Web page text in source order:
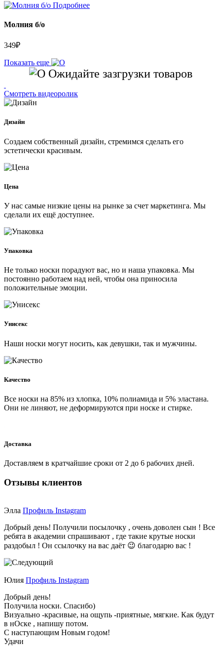
Подробнее
Молния б/о
349₽
Показать еще
Ожидайте зазгрузки товаров
Смотреть видеоролик
Дизайн
Создаем собственный дизайн, стремимся сделать его
эстетически красивым.
Цена
У нас самые низкие цены на рынке за счет маркетинга. Мы
сделали их ещё доступнее.
Упаковка
Не только носки порадуют вас, но и наша упаковка. Мы
постоянно работаем над ней, чтобы она приносила
положительные эмоции.
Унисекс
Наши носки могут носить, как девушки, так и мужчины.
Качество
Все носки на 85% из хлопка, 10% полиамида и 5% эластана.
Они не линяют, не деформируются при носке и стирке.
Доставка
Доставляем в кратчайшие сроки от 2 до 6 рабочих дней.
Отзывы клиентов
Элла Профиль Instagram
Добрый день! Получили посылочку , очень доволен сын ! Все
ребята в академии спрашивают , где такие крутые носки
раздобыл ! Он ссылочку на вас даёт 😉 благодарю вас !
Юлия Профиль Instagram
Добрый день!
Получила носки. Спасибо)
Визуально -красивые, на ощупь -приятные, мягкие. Как будут
в нОске , напишу потом.
С наступающим Новым годом!
Удачи